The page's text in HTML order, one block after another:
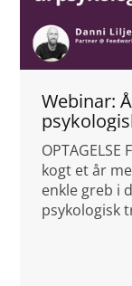
Webinar:
OPTAGELSE
kogt et år
enkle greb i
psykologisk